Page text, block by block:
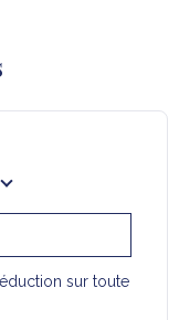
sur toute